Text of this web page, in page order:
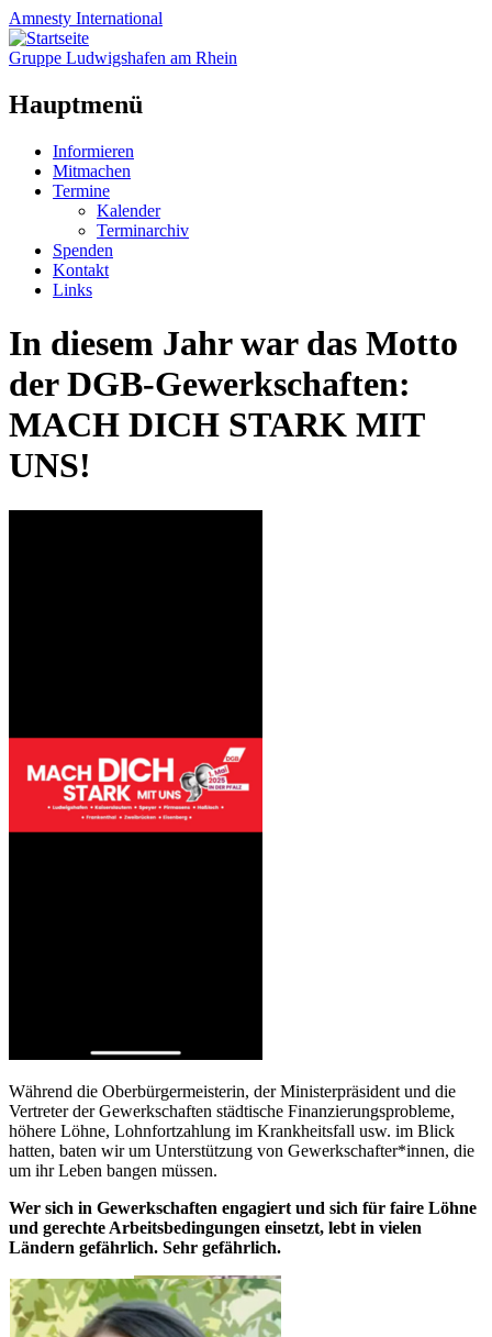
Amnesty International
Gruppe Ludwigshafen am Rhein
Hauptmenü
Zum
Inhalt
springen
Informieren
Mitmachen
Termine
Kalender
Terminarchiv
Spenden
Kontakt
Links
In diesem Jahr war das Motto
der DGB-Gewerkschaften:
MACH DICH STARK MIT
UNS!
Während die Oberbürgermeisterin, der Ministerpräsident und die
Vertreter der Gewerkschaften städtische Finanzierungsprobleme,
höhere Löhne, Lohnfortzahlung im Krankheitsfall usw. im Blick
hatten, baten wir um Unterstützung von Gewerkschafter*innen, die
um ihr Leben bangen müssen.
Wer sich in Gewerkschaften engagiert und sich für faire Löhne
und gerechte Arbeitsbedingungen einsetzt, lebt in vielen
Ländern gefährlich. Sehr gefährlich.